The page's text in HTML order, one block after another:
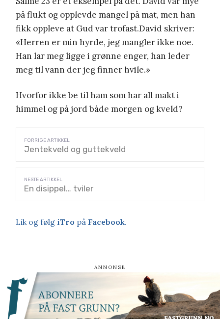
på flukt og opplevde mangel på mat, men han
fikk oppleve at Gud var trofast.David skriver:
«Herren er min hyrde, jeg mangler ikke noe.
Han lar meg ligge i grønne enger, han leder
meg til vann der jeg finner hvile.»
Hvorfor ikke be til ham som har all makt i
himmel og på jord både morgen og kveld?
Jentekveld og guttekveld
En disippel… tviler
Lik og følg iTro på Facebook.